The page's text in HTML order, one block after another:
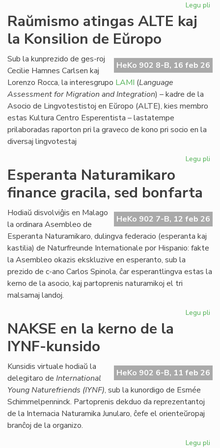
Legu pli
Raŭmismo atingas ALTE kaj
la Konsilion de Eŭropo
HeKo 902 8-B, 16 feb 26
Sub la kunprezido de ges-roj
Cecilie Hamnes Carlsen kaj
Lorenzo Rocca, la interesgrupo LAMI (Language
Assessment for Migration and Integration) – kadre de la
Asocio de Lingvotestistoj en Eŭropo (ALTE), kies membro
estas Kultura Centro Esperentista – lastatempe
prilaboradas raporton pri la graveco de kono pri socio en la
diversaj lingvotestaj
Legu pli
la
Esperanta Naturamikaro
finance gracila, sed bonfarta
HeKo 902 7-B, 12 feb 26
Hodiaŭ disvolviĝis en Malago
la ordinara Asembleo de
Esperanta Naturamikaro, dulingva federacio (esperanta kaj
kastilia) de Naturfreunde Internationale por Hispanio: fakte
la Asembleo okazis ekskluzive en esperanto, sub la
prezido de c-ano Carlos Spinola, ĉar esperantlingva estas la
kerno de la asocio, kaj partoprenis naturamikoj el tri
malsamaj landoj.
Legu pli
NAKSE en la kerno de la
IYNF-kunsido
HeKo 902 6-B, 11 feb 26
Kunsidis virtuale hodiaŭ la
delegitaro de International
Young Naturefriends (IYNF), sub la kunordigo de Esmée
Schimmelpenninck. Partoprenis dekduo da reprezentantoj
de la Internacia Naturamika Junularo, ĉefe el orienteŭropaj
branĉoj de la organizo.
Legu pli